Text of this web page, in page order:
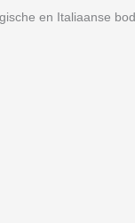
en Italiaanse